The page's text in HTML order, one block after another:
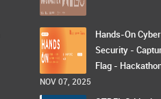
Hands-On Cyber
Security -
Flag -
NOV 07, 2025